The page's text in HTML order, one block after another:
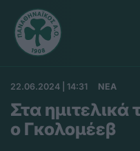
22.06.2024 | 14:31 ΝΕΑ
Στα
ο Γκολομέεβ